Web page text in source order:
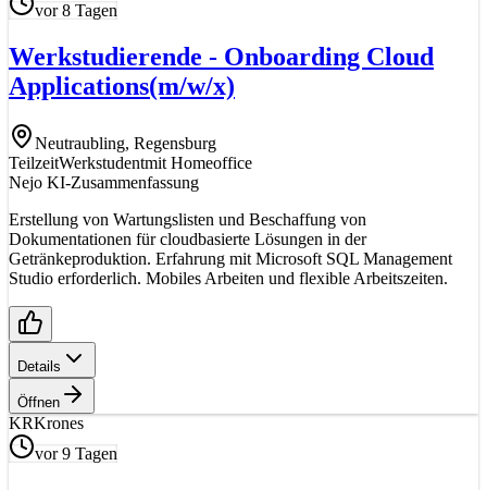
vor 8 Tagen
Werkstudierende - Onboarding Cloud
Applications(m/w/x)
Neutraubling, Regensburg
TeilzeitWerkstudentmit Homeoffice
Nejo KI-Zusammenfassung
Erstellung von Wartungslisten und Beschaffung von
Dokumentationen für cloudbasierte Lösungen in der
Getränkeproduktion. Erfahrung mit Microsoft SQL Management
Studio erforderlich. Mobiles Arbeiten und flexible Arbeitszeiten.
Details
Öffnen
KRKrones
vor 9 Tagen